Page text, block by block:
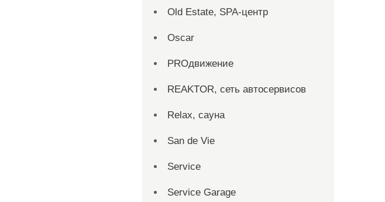
Old Estate, SPA-центр
Oscar
PROдвижение
REAKTOR, сеть автосервисов
Relax, сауна
San dе Vie
Service
Service Garage